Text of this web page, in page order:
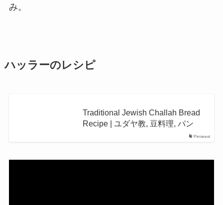
み。
ハッラーのレシピ
Pinterest
Traditional Jewish Challah Bread
Recipe | ユダヤ教, 豆料理, パン